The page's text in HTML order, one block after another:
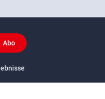
Abo
US-Sport